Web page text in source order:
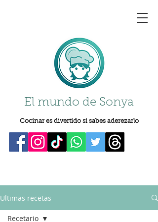
El mundo de Sonya
Cocinar es divertido si sabes aderezarlo
Ultimas recetas
Recetario